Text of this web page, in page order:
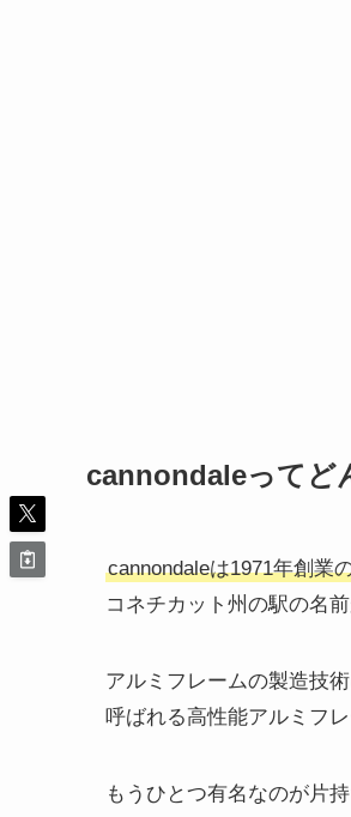
cannondaleってど
cannondaleは1971年創業
コネチカット州の駅の名
アルミフレームの製造技
呼ばれる高性能アルミフレ
もうひとつ有名なのが片